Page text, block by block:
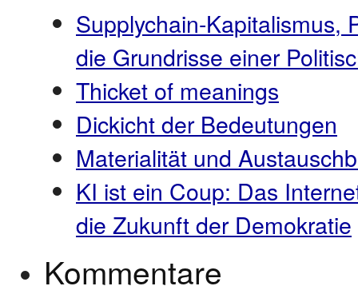
Supplychain-Kapitalismus,
die Grundrisse einer
Thicket of meanings
Dickicht der Bedeutungen
Materialität und
KI ist ein Coup: Das
die Zukunft der Demokratie
Kommentare